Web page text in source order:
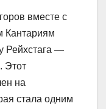
вместе с
Кантариям
Рейхстага —
Этот
на
стала одним